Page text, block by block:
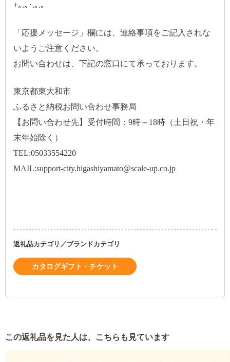
+｡.｡･.｡.｡
「応援メッセージ」欄には、連絡事項をご記入されな
いようご注意ください。
お問い合わせは、下記の窓口にて承っております。
東京都東大和市
ふるさと納税お問い合わせ事務局
【お問い合わせ先】受付時間：9時～18時（土日祝・年
末年始除く）
TEL:05033554220
MAIL:support-city.higashiyamato@scale-up.co.jp
返礼品カテゴリ／ブランドカテゴリ
カタログギフト・チケット
この返礼品を見た人は、こちらも見ています